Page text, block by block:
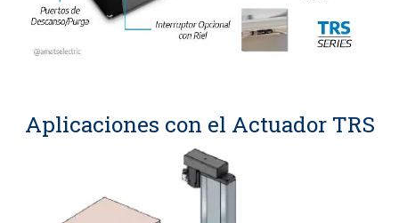
Aplicaciones con el Actuador TRS